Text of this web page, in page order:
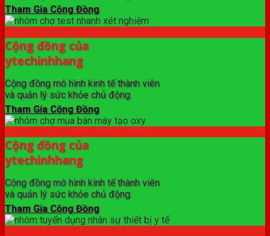
Tham Gia Cộng Đồng
Cộng đồng của
ytechinhhang
Cộng đồng mô hình kinh tế thành viên
và quản lý sức khỏe chủ động.
Tham Gia Cộng Đồng
Cộng đồng của
ytechinhhang
Cộng đồng mô hình kinh tế thành viên
và quản lý sức khỏe chủ động.
Tham Gia Cộng Đồng